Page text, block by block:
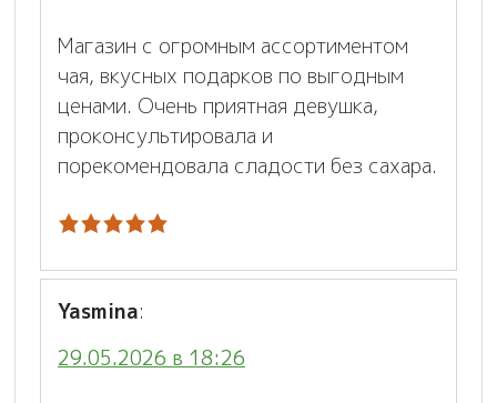
Магазин с огромным ассортиментом
чая, вкусных подарков по выгодным
ценами. Очень приятная девушка,
проконсультировала и
порекомендовала сладости без сахара.
Yasmina:
29.05.2026 в 18:26